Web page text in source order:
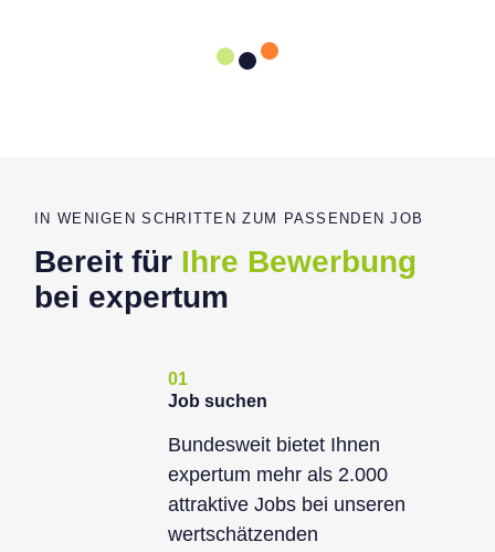
IN WENIGEN SCHRITTEN ZUM PASSENDEN JOB
Bereit für Ihre Bewerbung
bei expertum
01
Job suchen
Bundesweit bietet Ihnen
expertum mehr als 2.000
attraktive Jobs bei unseren
wertschätzenden